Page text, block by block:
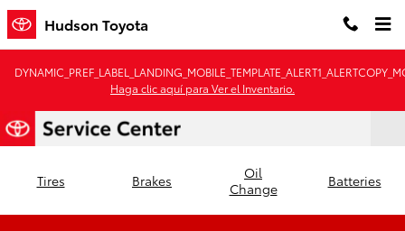
Saltar al contenido principal
Hudson Toyota
Hudson Toyota
Haga clic aquí para Ver el Inventario.
Tires Brakes
Oil
Change
Batteries